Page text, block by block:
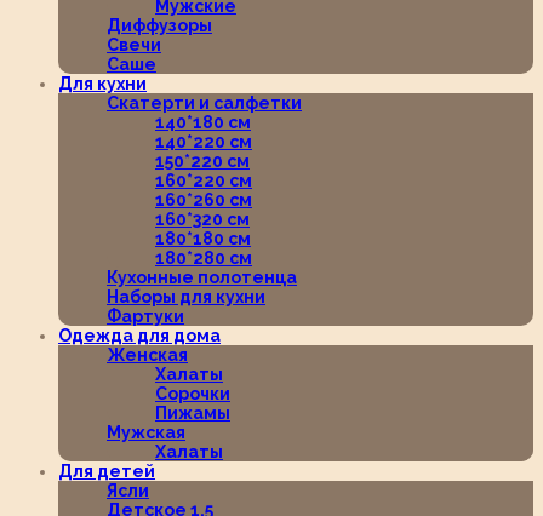
Мужские
Диффузоры
Свечи
Саше
Для кухни
Скатерти и салфетки
140*180 см
140*220 см
150*220 см
160*220 см
160*260 см
160*320 см
180*180 см
180*280 см
Кухонные полотенца
Наборы для кухни
Фартуки
Одежда для дома
Женская
Халаты
Сорочки
Пижамы
Мужская
Халаты
Для детей
Ясли
Детское 1,5